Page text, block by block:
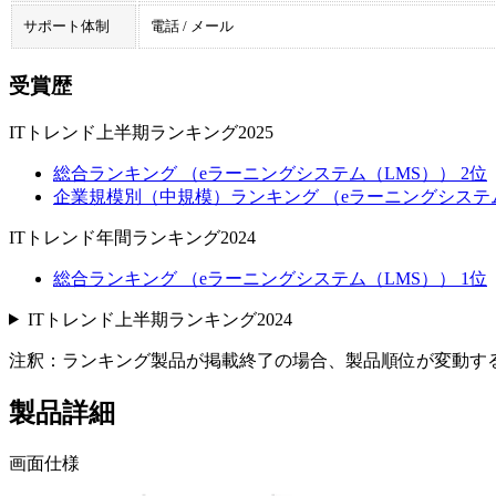
サポート体制 電話 / メール
受賞歴
ITトレンド上半期ランキング2025
総合ランキング （eラーニングシステム（LMS）） 2位
企業規模別（中規模）ランキング （eラーニングシス
ITトレンド年間ランキング2024
総合ランキング （eラーニングシステム（LMS）） 1位
ITトレンド上半期ランキング2024
注釈：ランキング製品が掲載終了の場合、製品順位が変動す
製品詳細
画面仕様